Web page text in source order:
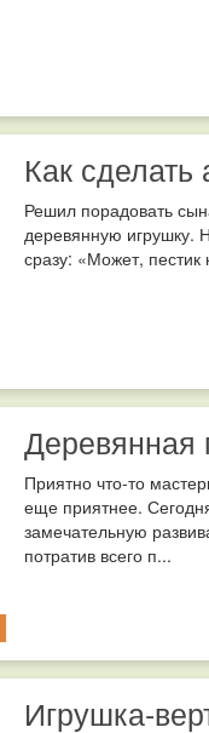
Как
Решил порадовать
деревянную игрушку.
сразу: «Может,
Деревянная
Приятно что-то
еще приятнее.
замечательную
потратив всего п...
Игрушка-